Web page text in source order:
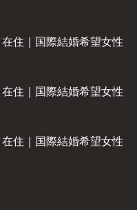
住｜国際結婚希望女性
住｜国際結婚希望女性
住｜国際結婚希望女性